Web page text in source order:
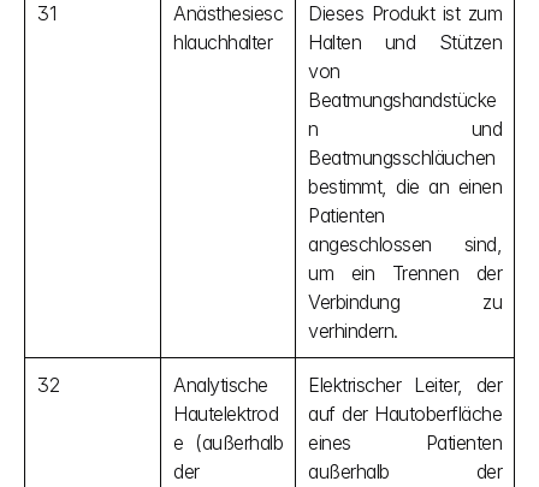
31
Anästhesiesc
hlauchhalter
Dieses Produkt ist zum
Halten und Stützen
von
Beatmungshandstücke
n und
Beatmungsschläuchen
bestimmt, die an einen
Patienten
angeschlossen sind,
um ein Trennen der
Verbindung zu
verhindern.
32
Analytische
Hautelektrod
e (außerhalb
der
Elektrischer Leiter, der
auf der Hautoberfläche
eines Patienten
außerhalb der